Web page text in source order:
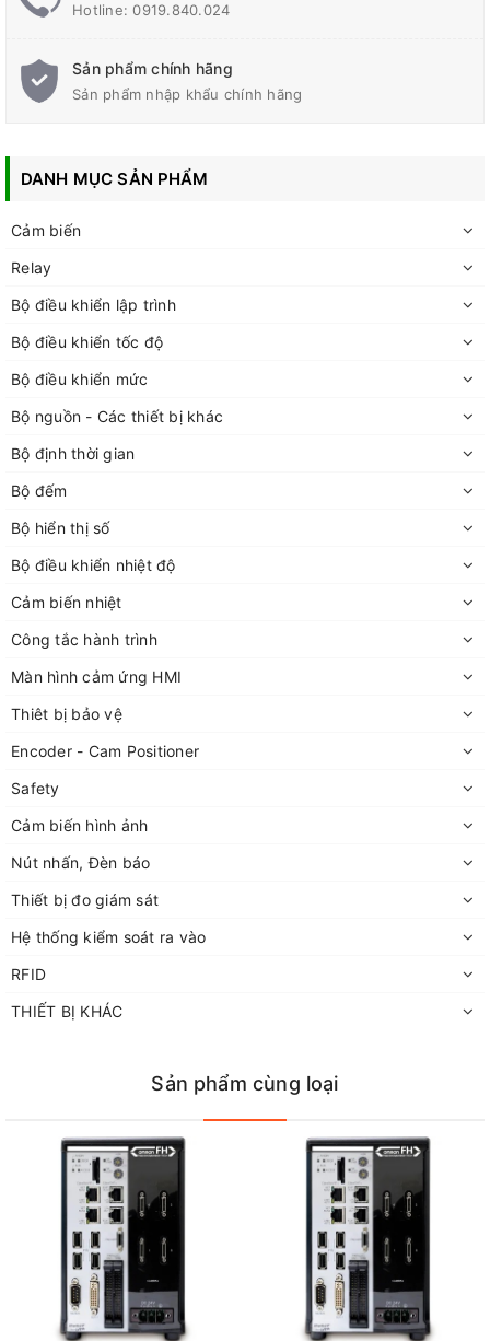
Hotline:0919.840.024
Sản phẩm chính hãng
Sản phẩm nhập khẩu chính hãng
DANH MỤC SẢN PHẨM
Cảm biến
Relay
Bộ điều khiển lập trình
Bộ điều khiển tốc độ
Bộ điều khiển mức
Bộ nguồn - Các thiết bị khác
Bộ định thời gian
Bộ đếm
Bộ hiển thị số
Bộ điều khiển nhiệt độ
Cảm biến nhiệt
Công tắc hành trình
Màn hình cảm ứng HMI
Thiêt bị bảo vệ
Encoder - Cam Positioner
Safety
Cảm biến hình ảnh
Nút nhấn, Đèn báo
Thiết bị đo giám sát
Hệ thống kiểm soát ra vào
RFID
THIẾT BỊ KHÁC
Sản phẩm cùng loại